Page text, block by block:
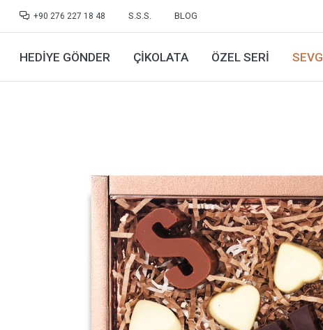
+90 276 227 18 48 S.S.S. BLOG
HEDIYE GÖNDER ÇIKOLATA ÖZEL SERI